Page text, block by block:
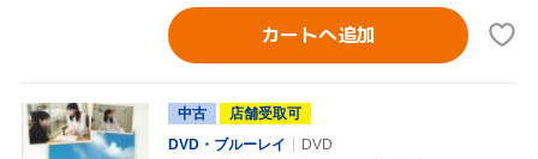
カートへ追加
中古
店舗受取可
DVD・ブルーレイ
DVD